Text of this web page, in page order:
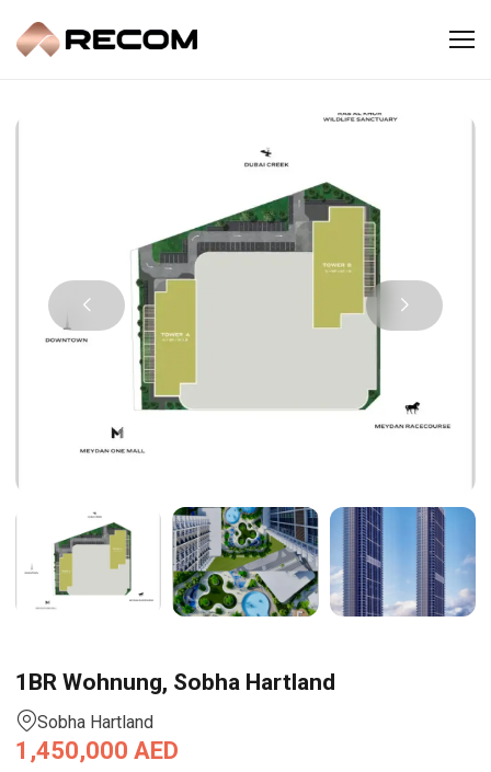
1BR Wohnung, Sobha Hartland
Sobha Hartland
1,450,000 AED